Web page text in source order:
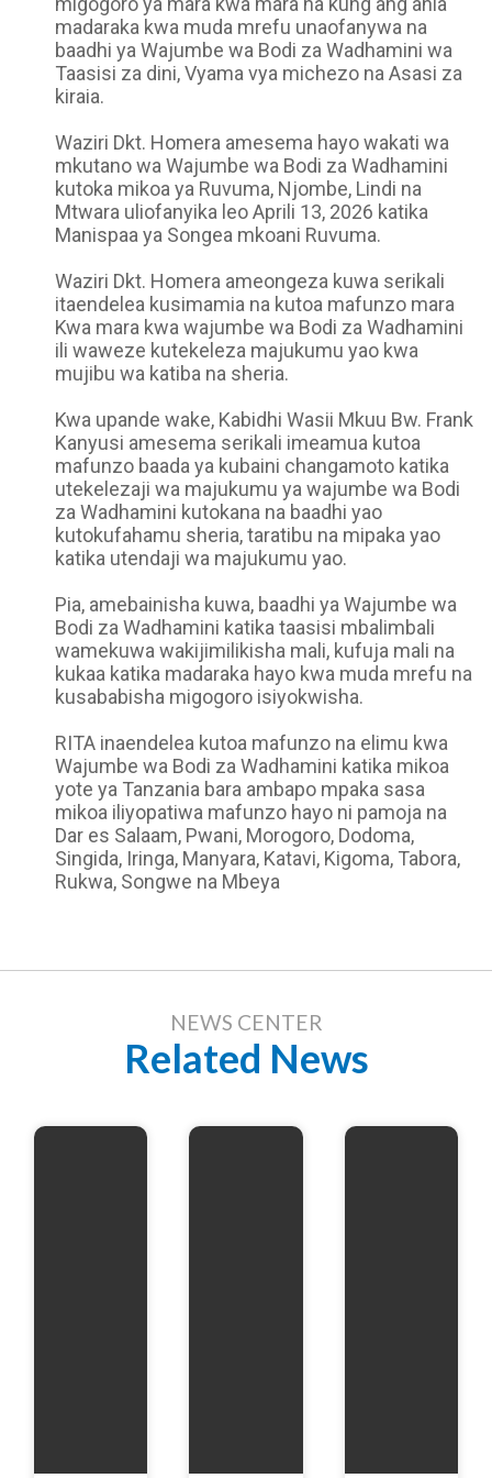
madaraka kwa muda mrefu unaofanywa na
baadhi ya Wajumbe wa Bodi za Wadhamini wa
Taasisi za dini, Vyama vya michezo na Asasi za
kiraia.
Waziri Dkt. Homera amesema hayo wakati wa
mkutano wa Wajumbe wa Bodi za Wadhamini
kutoka mikoa ya Ruvuma, Njombe, Lindi na
Mtwara uliofanyika leo Aprili 13, 2026 katika
Manispaa ya Songea mkoani Ruvuma.
Waziri Dkt. Homera ameongeza kuwa serikali
itaendelea kusimamia na kutoa mafunzo mara
Kwa mara kwa wajumbe wa Bodi za Wadhamini
ili waweze kutekeleza majukumu yao kwa
mujibu wa katiba na sheria.
Kwa upande wake, Kabidhi Wasii Mkuu Bw. Frank
Kanyusi amesema serikali imeamua kutoa
mafunzo baada ya kubaini changamoto katika
utekelezaji wa majukumu ya wajumbe wa Bodi
za Wadhamini kutokana na baadhi yao
kutokufahamu sheria, taratibu na mipaka yao
katika utendaji wa majukumu yao.
Pia, amebainisha kuwa, baadhi ya Wajumbe wa
Bodi za Wadhamini katika taasisi mbalimbali
wamekuwa wakijimilikisha mali, kufuja mali na
kukaa katika madaraka hayo kwa muda mrefu na
kusababisha migogoro isiyokwisha.
RITA inaendelea kutoa mafunzo na elimu kwa
Wajumbe wa Bodi za Wadhamini katika mikoa
yote ya Tanzania bara ambapo mpaka sasa
mikoa iliyopatiwa mafunzo hayo ni pamoja na
Dar es Salaam, Pwani, Morogoro, Dodoma,
Singida, Iringa, Manyara, Katavi, Kigoma, Tabora,
Rukwa, Songwe na Mbeya
NEWS CENTER
Related News